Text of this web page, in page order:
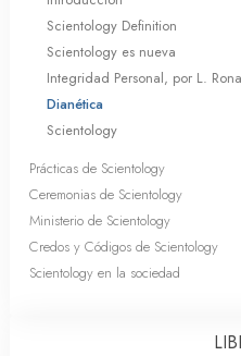
Scientology Definition
Scientology es nueva
Integridad Personal, por L.
Dianética
Scientology
Prácticas de Scientology
Ceremonias de Scientology
Ministerio de Scientology
Credos y Códigos de Scientology
Scientology en la sociedad